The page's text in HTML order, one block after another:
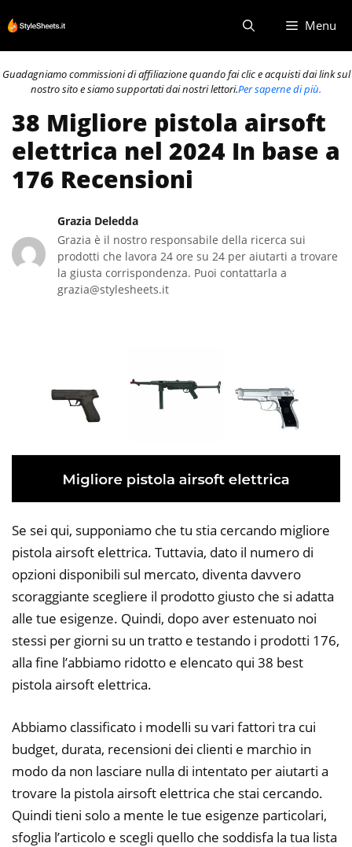
al
contenuto
Menu
Guadagniamo commissioni di affiliazione quando fai clic e acquisti dai link sul
nostro sito e siamo supportati dai nostri lettori.Per saperne di più.
38 Migliore pistola airsoft
elettrica nel 2024 In base a
176 Recensioni
Grazia Deledda
Grazia è il nostro responsabile della ricerca sui
prodotti che lavora 24 ore su 24 per aiutarti a trovare
la giusta corrispondenza. Puoi contattarla a
grazia@stylesheets.it
Se sei qui, supponiamo che tu stia cercando migliore
pistola airsoft elettrica. Tuttavia, dato il numero di
opzioni disponibili sul mercato, diventa davvero
scoraggiante scegliere il prodotto giusto che si adatta
alle tue esigenze. Quindi, dopo aver estenuato noi
stessi per giorni su un tratto e testando i prodotti 176,
alla fine l’abbiamo ridotto e elencato qui 38 best
pistola airsoft elettrica.
Abbiamo classificato i modelli su vari fattori tra cui
budget, durata, recensioni dei clienti e marchio in
modo da non lasciare nulla di intentato per aiutarti a
trovare la pistola airsoft elettrica che stai cercando.
Quindi tieni solo a mente le tue esigenze particolari,
sfoglia l’articolo e scegli quello che soddisfa la tua lista